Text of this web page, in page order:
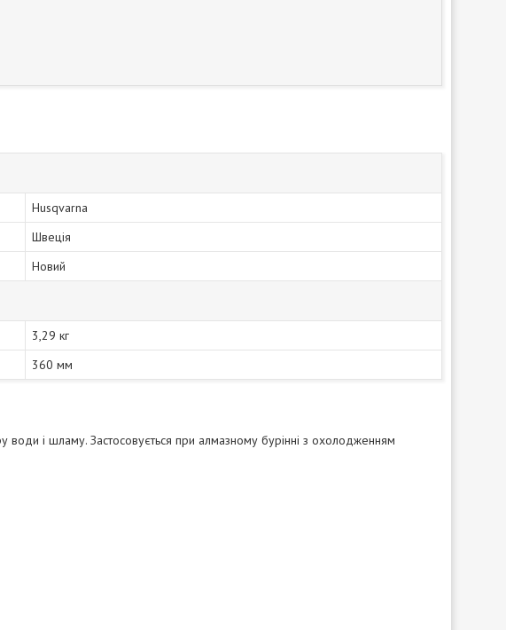
Husqvarna
Швеція
Новий
3,29 кг
360 мм
і шламу. Застосовується при алмазному бурінні з охолодженням